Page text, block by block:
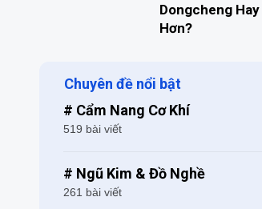
Dongcheng
Hơn?
Chuyên đề nổi bật
# Cẩm Nang Cơ Khí
519 bài viết
# Ngũ Kim & Đồ Nghề
261 bài viết